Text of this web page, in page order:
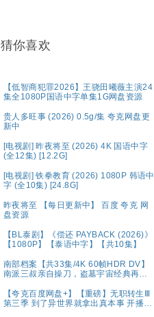
猜你喜欢
【低智商犯罪2026】王骁田曦薇主演24
集全1080P国语中字单集1G网盘资源
贵人多旺事 (2026) 0.5g/集 夸克网盘更
新中
[电视剧] 昨夜将至 (2026) 4K 国语中字
(全12集) [12.2G]
[电视剧] 铁拳教育 (2026) 1080P 韩语中
字 (全10集) [24.8G]
昨夜将至 【每日更新中】 百度 夸克 网
盘资源
【BL泰剧】《偿还 PAYBACK (2026)》
【1080P】【泰语中字】【共10集】
南部档案【共33集/4K 60帧HDR DV】
南派三叔亲自操刀，盗墓宇宙经典再现
险启航🌊南洋谜局，诡影交错！连环猎
杀，高能对决💥奇幻/冒险【张新成、丁
【夸克百度网盘+】【重磅】无职转生Ⅲ
第三季 到了异世界就拿出真本事 开播2